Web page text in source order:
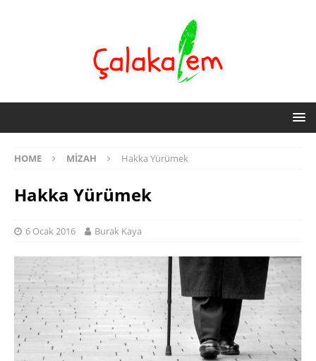
HOME MIZAH Hakka Yürümek
Hakka Yürümek
6 Ocak 2016 Burak Kaya